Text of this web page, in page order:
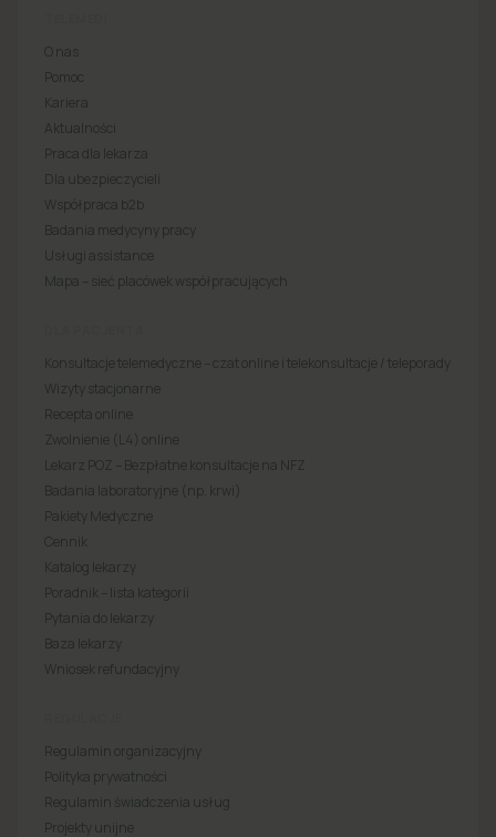
O nas
Pomoc
Kariera
Aktualności
Praca dla lekarza
Dla ubezpieczycieli
Współpraca b2b
Badania medycyny pracy
Usługi assistance
Mapa – sieć placówek współpracujących
Konsultacje telemedyczne – czat online i telekonsultacje / teleporady
Wizyty stacjonarne
Recepta online
Zwolnienie (L4) online
Lekarz POZ – Bezpłatne konsultacje na NFZ
Badania laboratoryjne (np. krwi)
Pakiety Medyczne
Cennik
Katalog lekarzy
Poradnik – lista kategorii
Pytania do lekarzy
Baza lekarzy
Wniosek refundacyjny
Regulamin organizacyjny
Polityka prywatności
Regulamin świadczenia usług
Projekty unijne